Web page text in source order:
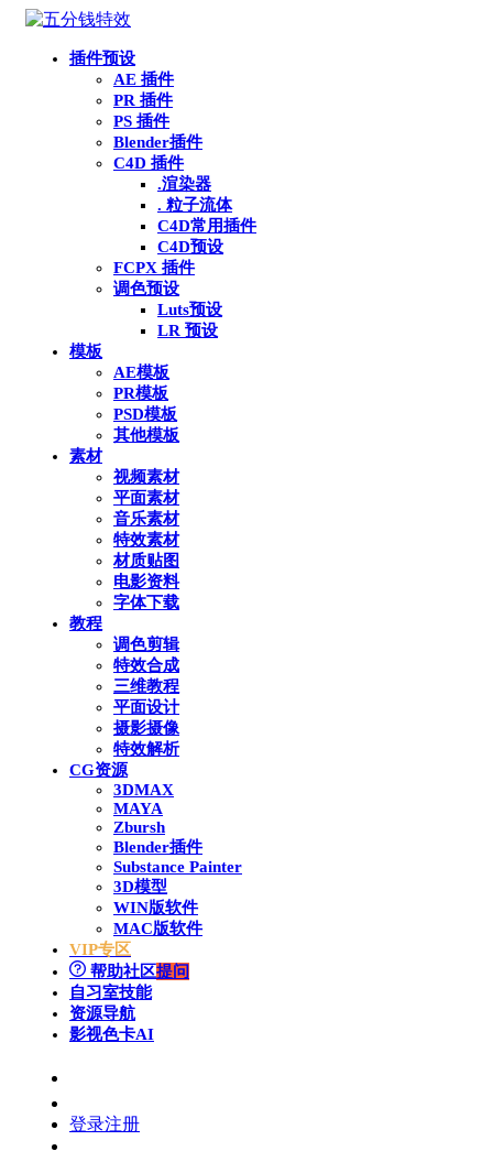
插件预设
AE 插件
PR 插件
PS 插件
Blender插件
C4D 插件
.渲染器
. 粒子流体
C4D常用插件
C4D预设
FCPX 插件
调色预设
Luts预设
LR 预设
模板
AE模板
PR模板
PSD模板
其他模板
素材
视频素材
平面素材
音乐素材
特效素材
材质贴图
电影资料
字体下载
教程
调色剪辑
特效合成
三维教程
平面设计
摄影摄像
特效解析
CG资源
3DMAX
MAYA
Zbursh
Blender插件
Substance Painter
3D模型
WIN版软件
MAC版软件
VIP专区
帮助社区提问
自习室技能
资源导航
影视色卡AI
登录注册